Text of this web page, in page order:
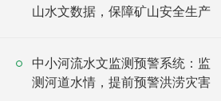
山水文数据，保障矿山安全生产
中小河流水文监测预警系统：监
测河道水情，提前预警洪涝灾害